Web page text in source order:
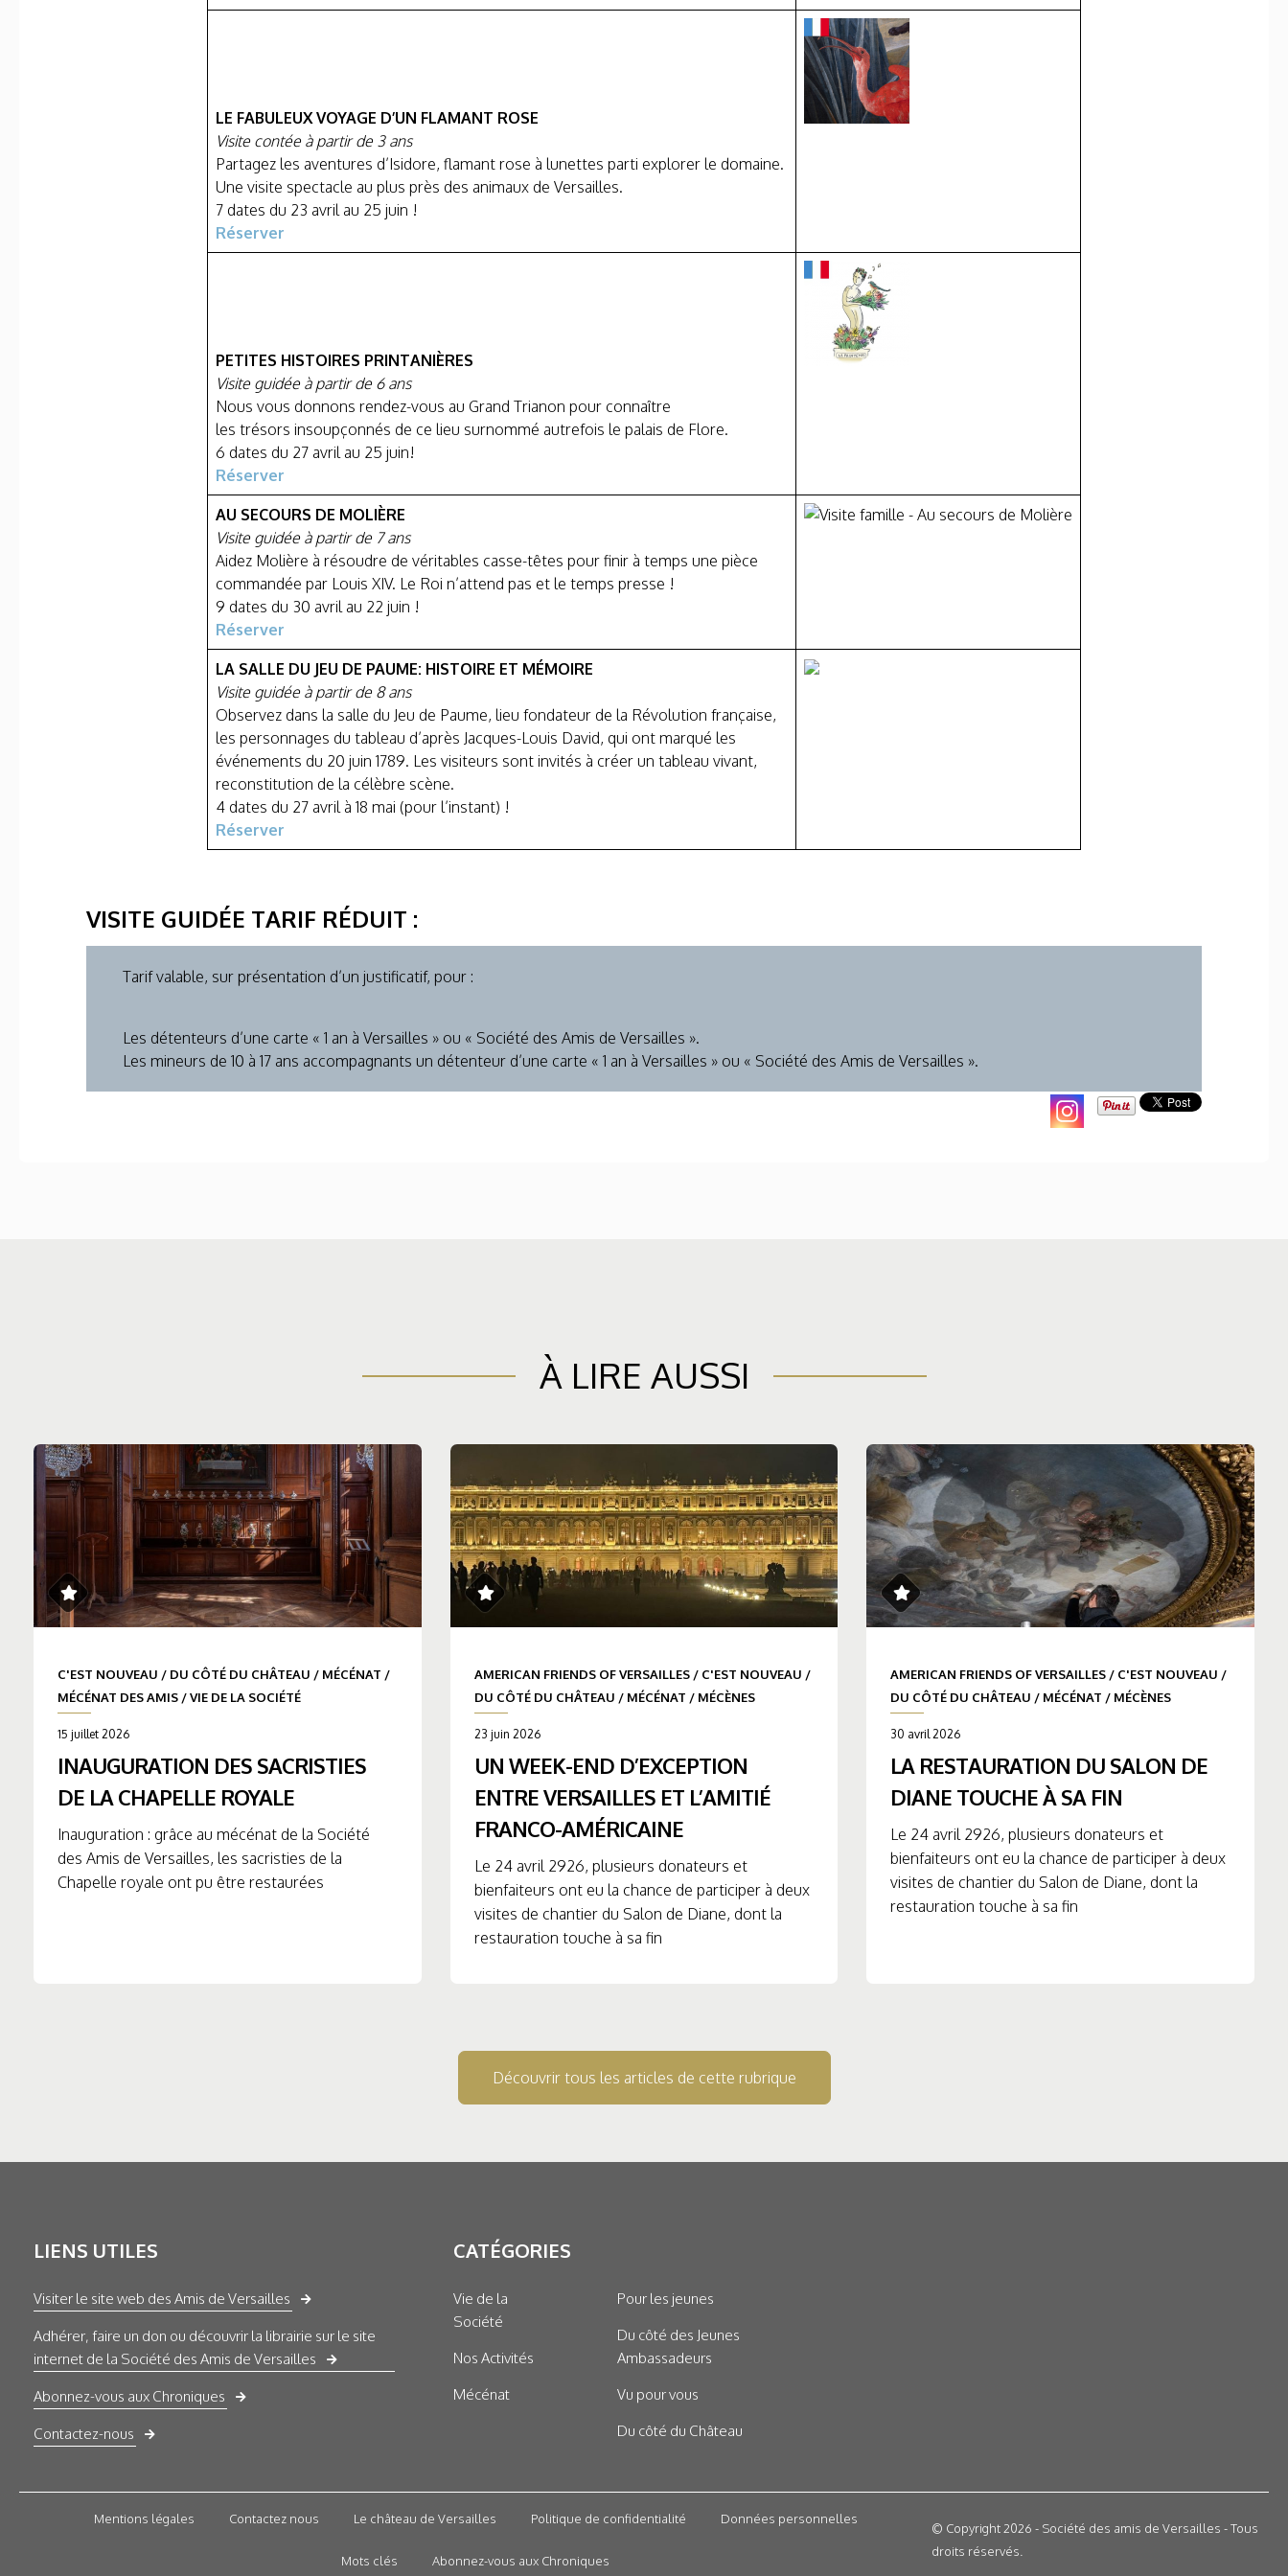
LE FABULEUX VOYAGE D’UN FLAMANT ROSE
Visite contée à partir de 3 ans
Partagez les aventures d’Isidore, flamant rose à lunettes parti explorer le domaine.
Une visite spectacle au plus près des animaux de Versailles.
7 dates du 23 avril au 25 juin !
Réserver
PETITES HISTOIRES PRINTANIÈRES
Visite guidée à partir de 6 ans
Nous vous donnons rendez-vous au Grand Trianon pour connaître
les trésors insoupçonnés de ce lieu surnommé autrefois le palais de Flore.
6 dates du 27 avril au 25 juin!
Réserver
AU SECOURS DE MOLIÈRE
Visite guidée à partir de 7 ans
Aidez Molière à résoudre de véritables casse-têtes pour finir à temps une pièce
commandée par Louis XIV. Le Roi n’attend pas et le temps presse !
9 dates du 30 avril au 22 juin !
Réserver
LA SALLE DU JEU DE PAUME: HISTOIRE ET MÉMOIRE
Visite guidée à partir de 8 ans
Observez dans la salle du Jeu de Paume, lieu fondateur de la Révolution française,
les personnages du tableau d’après Jacques-Louis David, qui ont marqué les
événements du 20 juin 1789. Les visiteurs sont invités à créer un tableau vivant,
reconstitution de la célèbre scène.
4 dates du 27 avril à 18 mai (pour l’instant) !
Réserver
VISITE GUIDÉE TARIF RÉDUIT :
Tarif valable, sur présentation d’un justificatif, pour :
Les détenteurs d’une carte « 1 an à Versailles » ou « Société des Amis de Versailles ».
Les mineurs de 10 à 17 ans accompagnants un détenteur d’une carte « 1 an à Versailles » ou « Société des Amis de Versailles ».
À LIRE AUSSI
C'EST NOUVEAU / DU CÔTÉ DU CHÂTEAU / MÉCÉNAT /
MÉCÉNAT DES AMIS /VIE DE LA SOCIÉTÉ
15 juillet 2026
INAUGURATION DES SACRISTIES
DE LA CHAPELLE ROYALE
Inauguration : grâce au mécénat de la Société
des Amis de Versailles, les sacristies de la
Chapelle royale ont pu être restaurées
AMERICAN FRIENDS OF VERSAILLES/ C'EST NOUVEAU /
DU CÔTÉ DU CHÂTEAU / MÉCÉNAT / MÉCÈNES
23 juin 2026
UN WEEK-END D’EXCEPTION
ENTRE VERSAILLES ET L’AMITIÉ
FRANCO-AMÉRICAINE
Le 24 avril 2926, plusieurs donateurs et
bienfaiteurs ont eu la chance de participer à deux
visites de chantier du Salon de Diane, dont la
restauration touche à sa fin
AMERICAN FRIENDS OF VERSAILLES / C'EST NOUVEAU /
DU CÔTÉ DU CHÂTEAU / MÉCÉNAT / MÉCÈNES
30 avril 2026
LA RESTAURATION DU SALON DE
DIANE TOUCHE À SA FIN
Le 24 avril 2926, plusieurs donateurs et
bienfaiteurs ont eu la chance de participer à deux
visites de chantier du Salon de Diane, dont la
restauration touche à sa fin
Découvrir tous les articles de cette rubrique
LIENS UTILES
Visiter le site web des Amis de Versailles
Adhérer, faire un don ou découvrir la librairie sur le site
internet de la Société des Amis de Versailles
Abonnez-vous aux Chroniques
Contactez-nous
CATÉGORIES
Vie de la
Société
Nos Activités
Mécénat
Pour les jeunes
Du côté des Jeunes
Ambassadeurs
Vu pour vous
Du côté du Château
Mentions légales Contactez nous Le château de Versailles Politique de confidentialité Données personnelles
Mots clés Abonnez-vous aux Chroniques
© Copyright 2026 - Société des amis de Versailles - Tous
droits réservés.